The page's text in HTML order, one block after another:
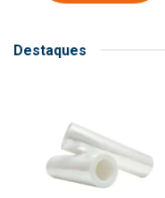
Destaques